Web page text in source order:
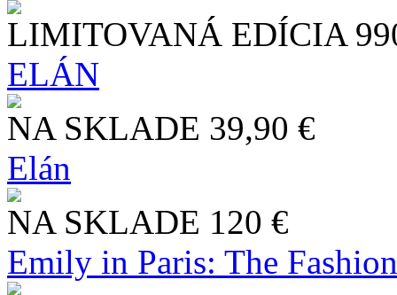
LIMITOVANÁ EDÍCIA
ELÁN
NA SKLADE 39,90 €
Elán
NA SKLADE 120 €
Emily in Paris: The